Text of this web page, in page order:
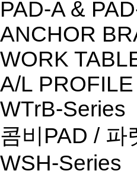
PAD-A &
ANCHOR
WORK
A/L
WTrB-Series
콤비PAD / 파
WSH-Series